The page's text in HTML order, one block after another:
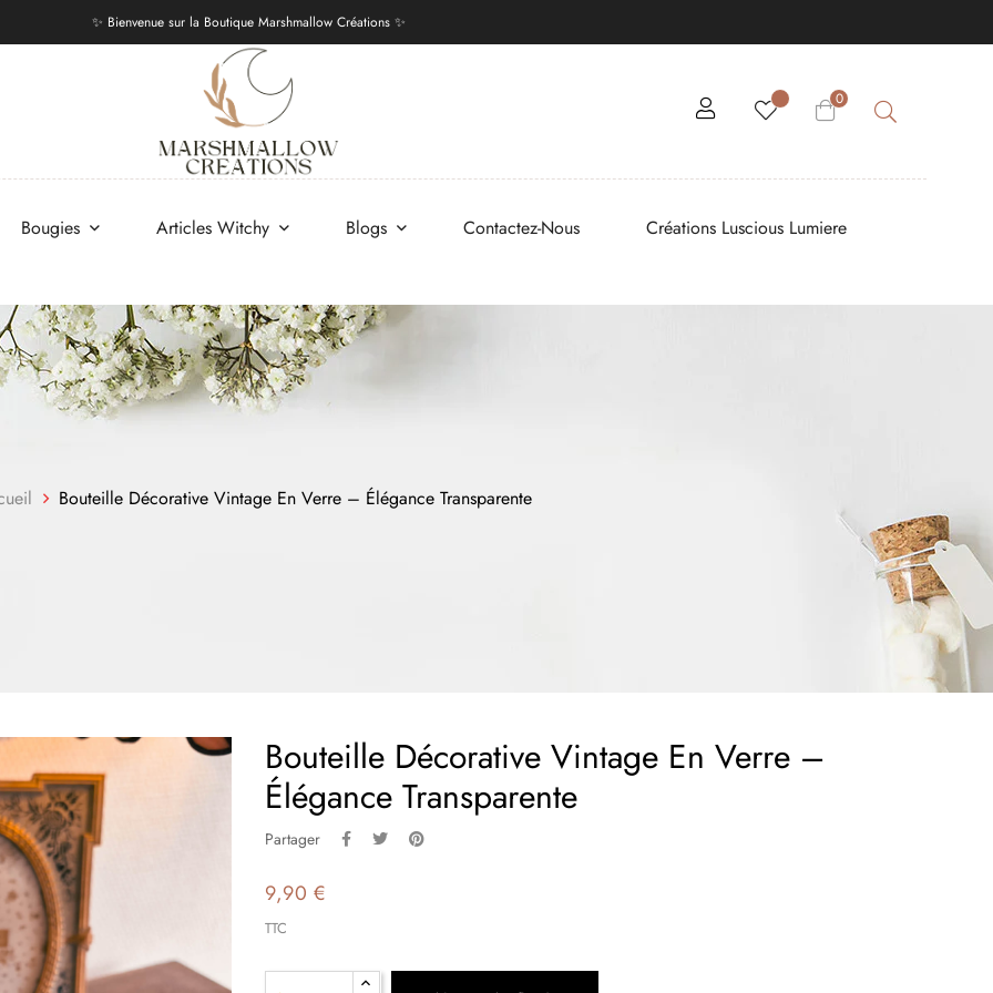
✨ Bienvenue sur la Boutique Marshmallow Créations ✨
0
Bougies Articles Witchy Blogs Contactez-Nous Créations Luscious Lumiere
Bouteille Décorative Vintage En Verre – Élégance Transparente
Bouteille Décorative Vintage En Verre –
Élégance Transparente
Partager
9,90 €
TTC